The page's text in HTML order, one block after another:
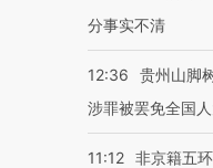
分事实不清
12:36
贵州山脚
涉罪被罢免全国
11:12 非京籍五